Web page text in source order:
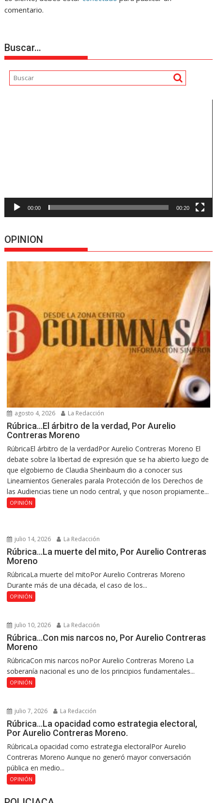
comentario.
Buscar…
00:00 00:20
OPINION
agosto 4, 2026 La Redacción
Rúbrica…El árbitro de la verdad, Por Aurelio
Contreras Moreno
RúbricaEl árbitro de la verdadPor Aurelio Contreras Moreno El
debate sobre la libertad de expresión que se ha abierto luego de
que elgobierno de Claudia Sheinbaum dio a conocer sus
Lineamientos Generales parala Protección de los Derechos de
las Audiencias tiene un nodo central, y que noson propiamente...
OPINIÓN
julio 14, 2026 La Redacción
Rúbrica…La muerte del mito, Por Aurelio Contreras
Moreno
RúbricaLa muerte del mitoPor Aurelio Contreras Moreno
Durante más de una década, el caso de los...
OPINIÓN
julio 10, 2026 La Redacción
Rúbrica…Con mis narcos no, Por Aurelio Contreras
Moreno
RúbricaCon mis narcos noPor Aurelio Contreras Moreno La
soberanía nacional es uno de los principios fundamentales...
OPINIÓN
julio 7, 2026 La Redacción
Rúbrica…La opacidad como estrategia electoral,
Por Aurelio Contreras Moreno.
RúbricaLa opacidad como estrategia electoralPor Aurelio
Contreras Moreno Aunque no generó mayor conversación
pública en medio...
OPINIÓN